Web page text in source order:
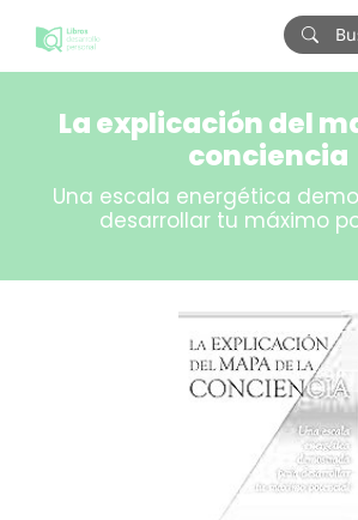
La explicación del
conciencia
Una escala energética
desarrollar tu máximo